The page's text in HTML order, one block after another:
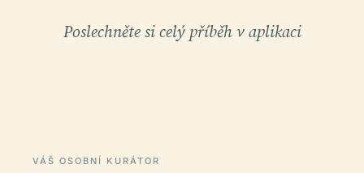
Poslechněte si celý příběh v aplikaci
VÁŠ OSOBNÍ KURÁTOR